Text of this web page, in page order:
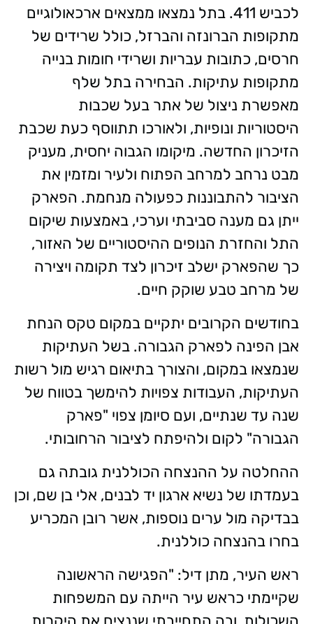
לכביש 411. בתל נמצאו ממצאים ארכאולוגיים
מתקופות הברונזה והברזל, כולל שרידים של
חרסים, כתובות עבריות ושרידי חומות בנייה
מתקופות עתיקות. הבחירה בתל שלף
מאפשרת ניצול של אתר בעל שכבות
היסטוריות ונופיות, ולאורכו תתווסף כעת שכבת
הזיכרון החדשה. מיקומו הגבוה יחסית, מעניק
מבט נרחב למרחב הפתוח ולעיר ומזמין את
הציבור להתבוננות כפעולה מנחמת. הפארק
ייתן גם מענה סביבתי וערכי, באמצעות שיקום
התל והחזרת הנופים ההיסטוריים של האזור,
כך שהפארק ישלב זיכרון לצד תקומה ויצירה
של מרחב טבע שוקק חיים.
בחודשים הקרובים יתקיים במקום טקס הנחת
אבן הפינה לפארק הגבורה. בשל העתיקות
שנמצאו במקום, והצורך בתיאום רגיש מול רשות
העתיקות, העבודות צפויות להימשך בטווח של
שנה עד שנתיים, ועם סיומן צפוי "פארק
הגבורה" לקום ולהיפתח לציבור הרחובותי.
ההחלטה על ההנצחה הכוללנית גובתה גם
בעמדתו של נשיא ארגון יד לבנים, אלי בן שם, וכן
בבדיקה מול ערים נוספות, אשר רובן המכריע
בחרו בהנצחה כוללנית.
ראש העיר, מתן דיל: "הפגישה הראשונה
שקיימתי כראש עיר הייתה עם המשפחות